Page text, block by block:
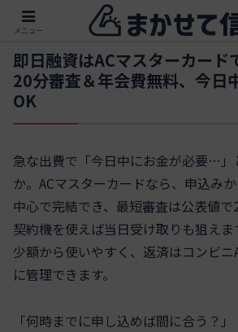
即日融資はACマスターカード
20分審査＆年会費無料、今日
OK
急な出費で「今日中にお金が必要…」
か。ACマスターカードなら、申込み
中心で完結でき、最短審査は公表値
契約機を使えば当日受け取りも狙えま
少額から使いやすく、返済はコンビ
に管理できます。
「何時までに申し込めば間に合う？」
メニュー